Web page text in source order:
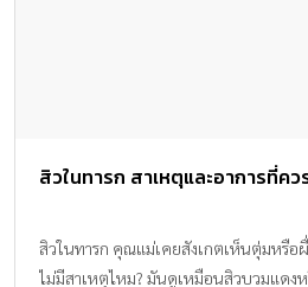
สิวในทารก สาเหตุและอาการที่คว
สิวในทารก คุณแม่เคยสังเกตเห็นตุ่มหรื
ไม่มีสาเหตุไหม? มันดูเหมือนสิวบวมแดงห